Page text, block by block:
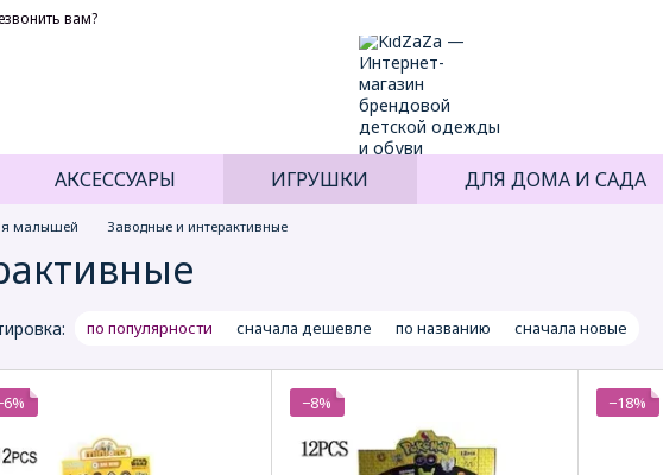
вам?
АКСЕССУАРЫ ИГРУШКИ ДЛЯ ДОМА И САДА
малышей Заводные и интерактивные
по популярности сначала дешевле по названию сначала новые
−8% −18%